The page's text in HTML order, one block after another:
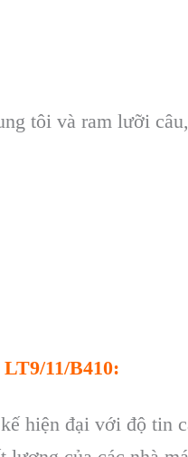
tôi và ram lưỡi
11/B410:
hiện đại với độ tin